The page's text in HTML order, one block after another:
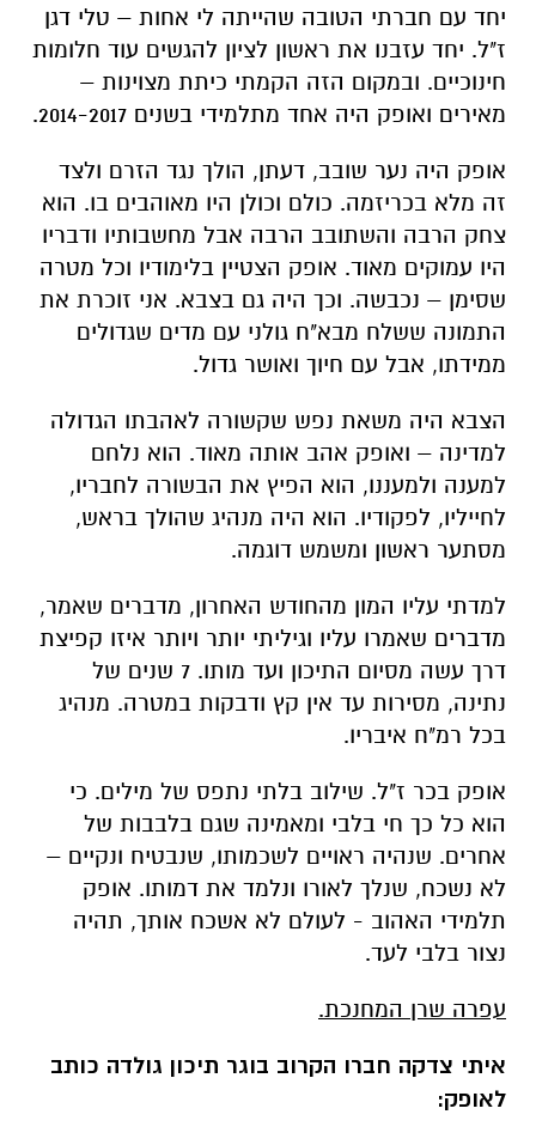
יחד עם חברתי הטובה שהייתה לי אחות – טלי דגן
ז"ל. יחד עזבנו את ראשון לציון להגשים עוד חלומות
חינוכיים. ובמקום הזה הקמתי כיתת מצוינות –
מאירים ואופק היה אחד מתלמידי בשנים 2014-2017.
אופק היה נער שובב, דעתן, הולך נגד הזרם ולצד
זה מלא בכריזמה. כולם וכולן היו מאוהבים בו. הוא
צחק הרבה והשתובב הרבה אבל מחשבותיו ודבריו
היו עמוקים מאוד. אופק הצטיין בלימודיו וכל מטרה
שסימן – נכבשה. וכך היה גם בצבא. אני זוכרת את
התמונה ששלח מבא"ח גולני עם מדים שגדולים
ממידתו, אבל עם חיוך ואושר גדול.
הצבא היה משאת נפש שקשורה לאהבתו הגדולה
למדינה – ואופק אהב אותה מאוד. הוא נלחם
למענה ולמעננו, הוא הפיץ את הבשורה לחבריו,
לחייליו, לפקודיו. הוא היה מנהיג שהולך בראש,
מסתער ראשון ומשמש דוגמה.
למדתי עליו המון מהחודש האחרון, מדברים שאמר,
מדברים שאמרו עליו וגיליתי יותר ויותר איזו קפיצת
דרך עשה מסיום התיכון ועד מותו. 7 שנים של
נתינה, מסירות עד אין קץ ודבקות במטרה. מנהיג
בכל רמ"ח איבריו.
אופק בכר ז"ל. שילוב בלתי נתפס של מילים. כי
הוא כל כך חי בלבי ומאמינה שגם בלבבות של
אחרים. שנהיה ראויים לשכמותו, שנבטיח ונקיים –
לא נשכח, שנלך לאורו ונלמד את דמותו. אופק
תלמידי האהוב - לעולם לא אשכח אותך, תהיה
נצור בלבי לעד.
עפרה שרן המחנכת.
איתי צדקה חברו הקרוב בוגר תיכון גולדה כותב
לאופק: